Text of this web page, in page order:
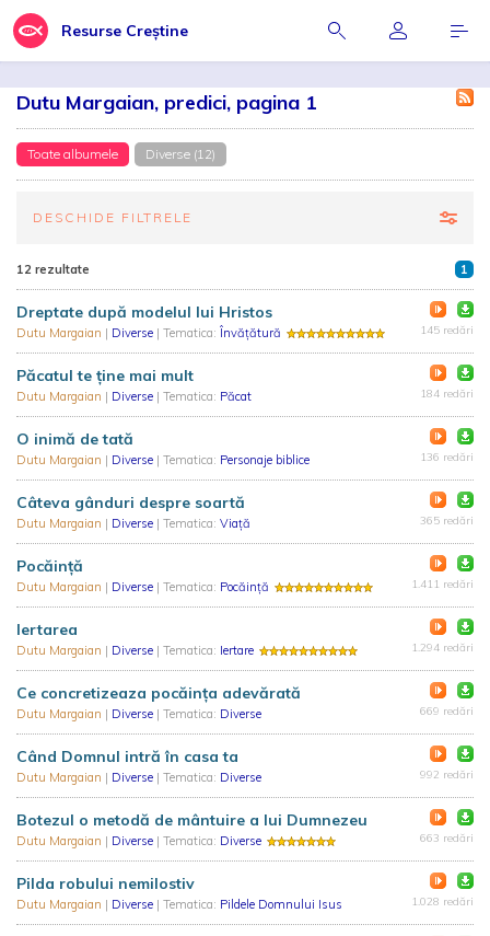
Resurse Creștine
Dutu Margaian, predici, pagina 1
Toate albumele Diverse (12)
DESCHIDE FILTRELE
12 rezultate 1
Dreptate după modelul lui Hristos
Dutu Margaian | Diverse | Tematica: Învățătură 145 redări
Păcatul te ține mai mult
Dutu Margaian | Diverse | Tematica: Păcat 184 redări
O inimă de tată
Dutu Margaian | Diverse | Tematica: Personaje biblice 136 redări
Câteva gânduri despre soartă
Dutu Margaian | Diverse | Tematica: Viață 365 redări
Pocăinţă
Dutu Margaian | Diverse | Tematica: Pocăință 1.411 redări
Iertarea
Dutu Margaian | Diverse | Tematica: Iertare 1.294 redări
Ce concretizeaza pocăinţa adevărată
Dutu Margaian | Diverse | Tematica: Diverse 669 redări
Când Domnul intră în casa ta
Dutu Margaian | Diverse | Tematica: Diverse 992 redări
Botezul o metodă de mântuire a lui Dumnezeu
Dutu Margaian | Diverse | Tematica: Diverse 663 redări
Pilda robului nemilostiv
Dutu Margaian | Diverse | Tematica: Pildele Domnului Isus 1.028 redări